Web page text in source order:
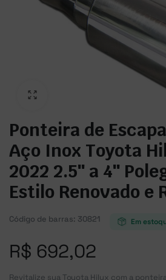
Ponteira de
Aço Inox Toyota
2022 2.5″ a 4″
Estilo Renovado e
Código de barras: 30821 Em
R$ 692,02
Revitalize sua Toyota Hilux com a